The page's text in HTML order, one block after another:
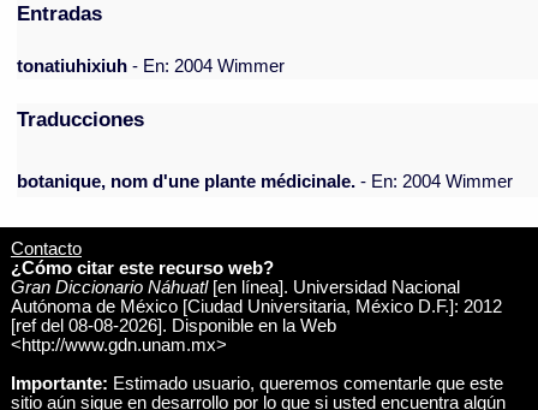
Entradas
tonatiuhixiuh- En: 2004 Wimmer
Traducciones
botanique, nom d'une plante médicinale. - En: 2004 Wimmer
Contacto
¿Cómo citar este recurso web?
Gran Diccionario Náhuatl[en línea]. Universidad Nacional
Autónoma de México [Ciudad Universitaria, México D.F.]: 2012
[ref del 08-08-2026]. Disponible en la Web
<http://www.gdn.unam.mx>
Importante: Estimado usuario, queremos comentarle que este
sitio aún sigue en desarrollo por lo que si usted encuentra algún